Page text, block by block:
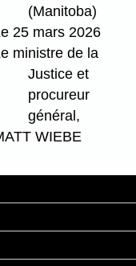
(Manitoba)
25 mars 2026
ministre de la
Justice et
procureur
général,
WIEBE